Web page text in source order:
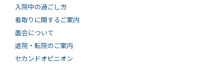
入院中の過ごし方
看取りに関するご案内
面会について
退院・転院のご案内
セカンドオピニオン